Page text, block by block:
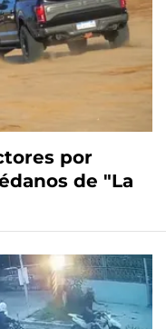
por
de "La